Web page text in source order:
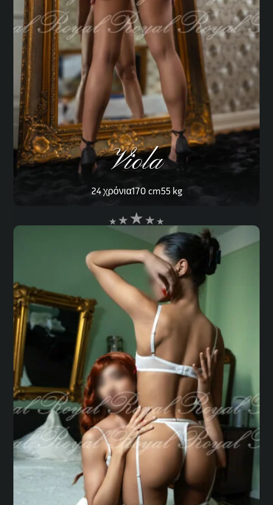
Viola
24 χρόνια170 cm55 kg